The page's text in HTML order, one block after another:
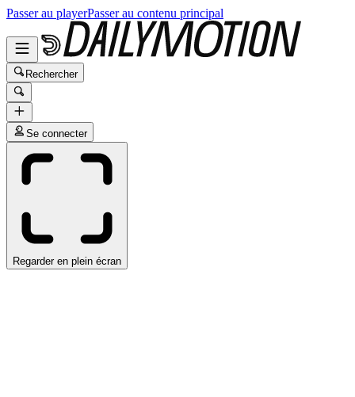
Passer au playerPasser au contenu principal
Rechercher
Se connecter
Regarder en plein écran